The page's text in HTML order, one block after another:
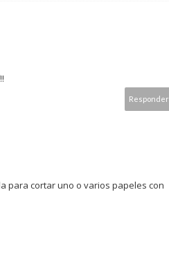
Responder
para cortar uno o varios papeles con